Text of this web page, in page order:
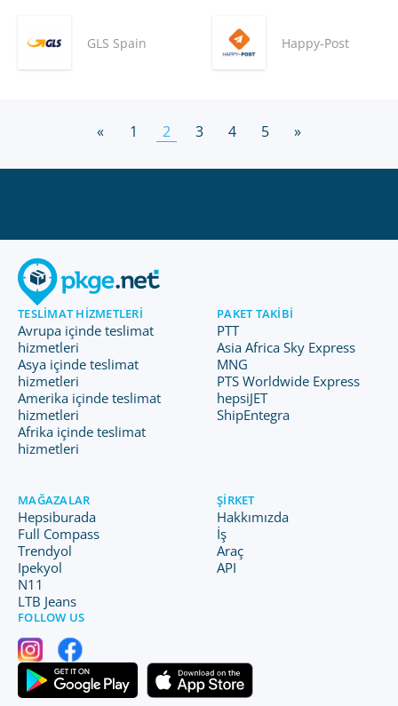
GLS Spain Happy-Post
« 1 2 3 4 5 »
TESLIMAT HIZMETLERI
Avrupa içinde teslimat
hizmetleri
Asya içinde teslimat
hizmetleri
Amerika içinde teslimat
hizmetleri
Afrika içinde teslimat
hizmetleri
PAKET TAKIBI
PTT
Asia Africa Sky Express
MNG
PTS Worldwide Express
hepsiJET
ShipEntegra
MAĞAZALAR
Hepsiburada
Full Compass
Trendyol
Ipekyol
N11
LTB Jeans
ŞIRKET
Hakkımızda
İş
Araç
API
FOLLOW US